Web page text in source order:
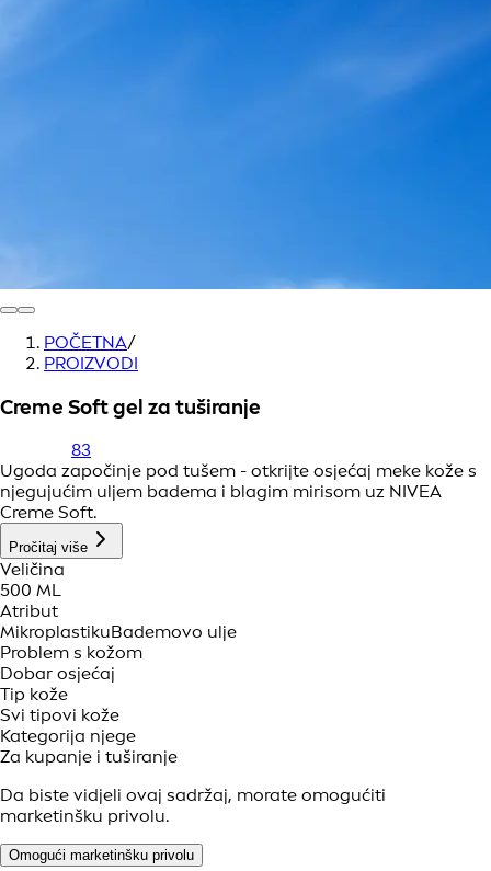
POČETNA/
PROIZVODI
Creme Soft gel za tuširanje
83
Ugoda započinje pod tušem - otkrijte osjećaj meke kože s
njegujućim uljem badema i blagim mirisom uz NIVEA
Creme Soft.
Pročitaj više
Veličina
500 ML
Atribut
MikroplastikuBademovo ulje
Problem s kožom
Dobar osjećaj
Tip kože
Svi tipovi kože
Kategorija njege
Za kupanje i tuširanje
Da biste vidjeli ovaj sadržaj, morate omogućiti
marketinšku privolu.
Omogući marketinšku privolu